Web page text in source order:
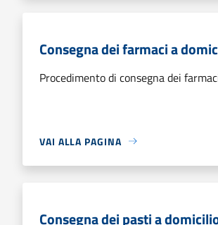
Consegna dei farmaci a
Procedimento di consegna dei
VAI ALLA PAGINA
Consegna dei pasti a